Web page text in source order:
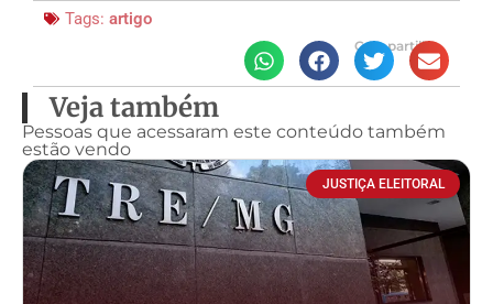
Tags: artigo
Compartilhe
Veja também
Pessoas que acessaram este conteúdo também
estão vendo
JUSTIÇA ELEITORAL